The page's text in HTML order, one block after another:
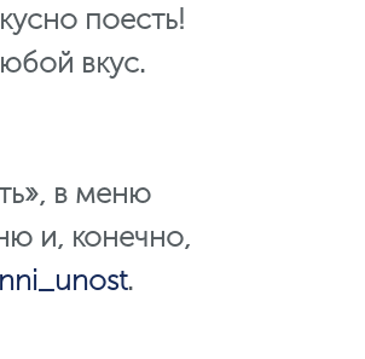
поесть!
вкус.
в меню
и, конечно,
.